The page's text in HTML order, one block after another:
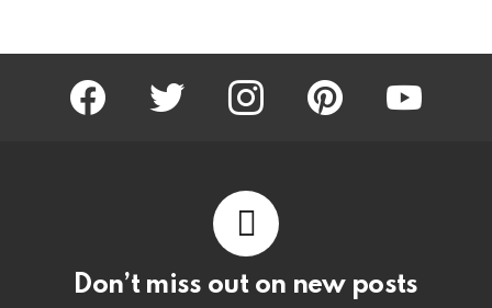
facebook twitter instagram pinterest youtube
Don’t miss out on new posts